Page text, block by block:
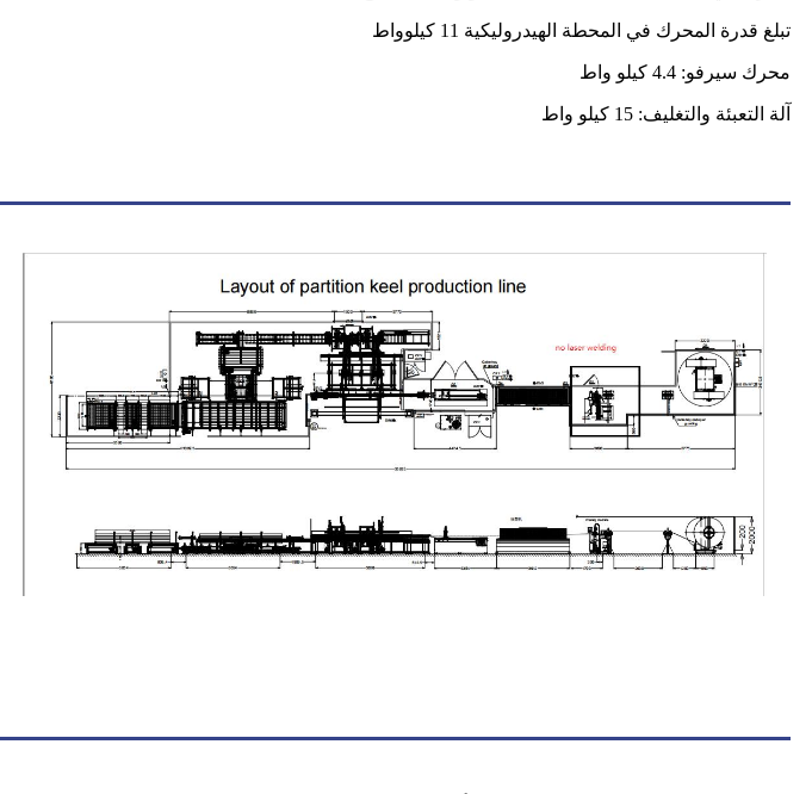
تبلغ قدرة المحرك في المحطة الهيدروليكية 11 كيلوواط
محرك سيرفو: 4.4 كيلو واط
آلة التعبئة والتغليف: 15 كيلو واط